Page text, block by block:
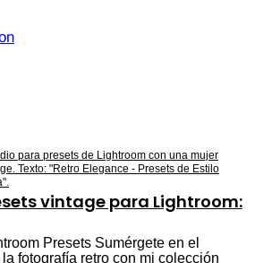
vintage para Lightroom:
Presets Sumérgete en el
fotografía retro con mi colección